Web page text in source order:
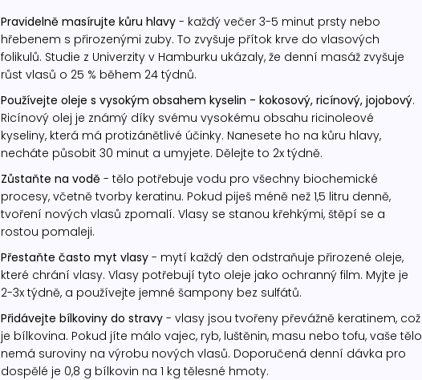
Pravidelně masírujte kůru hlavy - každý večer 3-5 minut prsty nebo
hřebenem s přirozenými zuby. To zvyšuje přítok krve do vlasových
folikulů. Studie z Univerzity v Hamburku ukázaly, že denní masáž zvyšuje
růst vlasů o 25 % během 24 týdnů.
Používejte oleje s vysokým obsahem kyselin - kokosový, ricínový, jojobový.
Ricínový olej je známý díky svému vysokému obsahu ricinoleové
kyseliny, která má protizánětlivé účinky. Nanesete ho na kůru hlavy,
necháte působit 30 minut a umyjete. Dělejte to 2x týdně.
Zůstaňte na vodě - tělo potřebuje vodu pro všechny biochemické
procesy, včetně tvorby keratinu. Pokud piješ méně než 1,5 litru denně,
tvoření nových vlasů zpomalí. Vlasy se stanou křehkými, štěpí se a
rostou pomaleji.
Přestaňte často myt vlasy - mytí každý den odstraňuje přirozené oleje,
které chrání vlasy. Vlasy potřebují tyto oleje jako ochranný film. Myjte je
2-3x týdně, a používejte jemné šampony bez sulfátů.
Přidávejte bílkoviny do stravy - vlasy jsou tvořeny převážně keratinem, což
je bílkovina. Pokud jíte málo vajec, ryb, luštěnin, masu nebo tofu, vaše tělo
nemá suroviny na výrobu nových vlasů. Doporučená denní dávka pro
dospělé je 0,8 g bílkovin na 1 kg tělesné hmoty.